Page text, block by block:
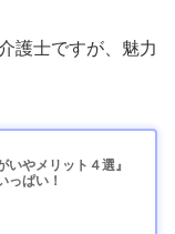
護士ですが、魅力
いやメリット４選』
っぱい！